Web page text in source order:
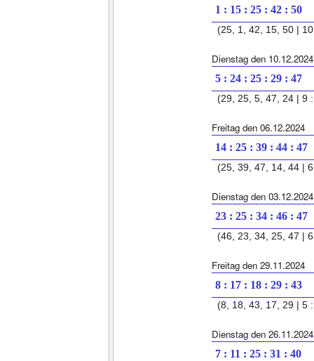
1 : 15 : 25 : 42 : 50
(25, 1, 42, 15, 50 |
Dienstag den 10.12.2024
5 : 24 : 25 : 29 : 47
(29, 25, 5, 47, 24 | 9
Freitag den 06.12.2024
14 : 25 : 39 : 44 : 47
(25, 39, 47, 14, 44 |
Dienstag den 03.12.2024
23 : 25 : 34 : 46 : 47
(46, 23, 34, 25, 47 |
Freitag den 29.11.2024
8 : 17 : 18 : 29 : 43
(8, 18, 43, 17, 29 | 5
Dienstag den 26.11.2024
7 : 11 : 25 : 31 : 40